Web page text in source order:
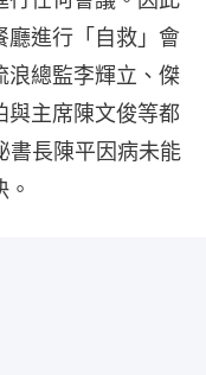
廳進行「自救」會
浪總監李輝立、傑
與主席陳文俊等都
書長陳平因病未能